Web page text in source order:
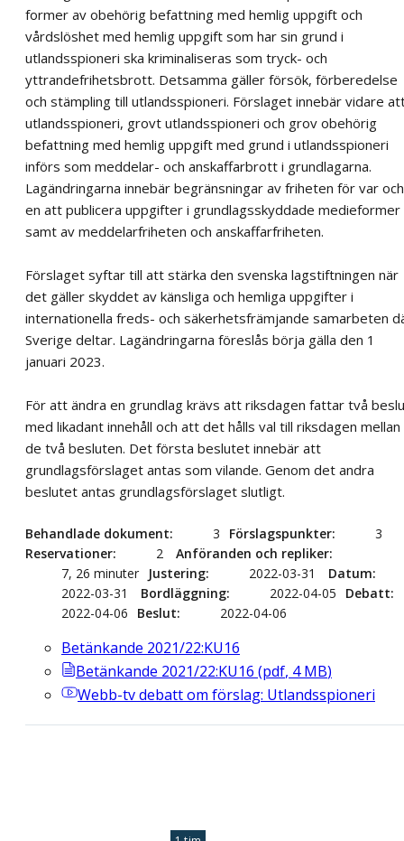
former av obehörig befattning med hemlig uppgift och
vårdslöshet med hemlig uppgift som har sin grund i
utlandsspioneri ska kriminaliseras som tryck- och
yttrandefrihetsbrott. Detsamma gäller försök, förberedelse
och stämpling till utlandsspioneri. Förslaget innebär vidare
utlandsspioneri, grovt utlandsspioneri och grov obehörig
befattning med hemlig uppgift med grund i utlandsspioneri
införs som meddelar- och anskaffarbrott i grundlagarna.
Lagändringarna innebär begränsningar av friheten för var och
en att publicera uppgifter i grundlagsskyddade medieformer
samt av meddelarfriheten och anskaffarfriheten.
Förslaget syftar till att stärka den svenska lagstiftningen när
det gäller skyddet av känsliga och hemliga uppgifter i
internationella freds- och säkerhetsfrämjande samarbeten
Sverige deltar. Lagändringarna föreslås börja gälla den 1
januari 2023.
För att ändra en grundlag krävs att riksdagen fattar två
med likadant innehåll och att det hålls val till riksdagen mellan
de två besluten. Det första beslutet innebär att
grundlagsförslaget antas som vilande. Genom det andra
beslutet antas grundlagsförslaget slutligt.
Behandlade dokument 3 Förslagspunkter
3
Reservationer
2
Anföranden och repliker
7, 26 minuter
Justering 2022-03-31
Datum
2022-03-31
Bordläggning 2022-04-05
Debatt
2022-04-06
Beslut 2022-04-06
Betänkande 2021/22:KU16
Betänkande 2021/22:KU16 (pdf, 4 MB)
Webb-tvdebatt om förslag: Utlandsspioneri